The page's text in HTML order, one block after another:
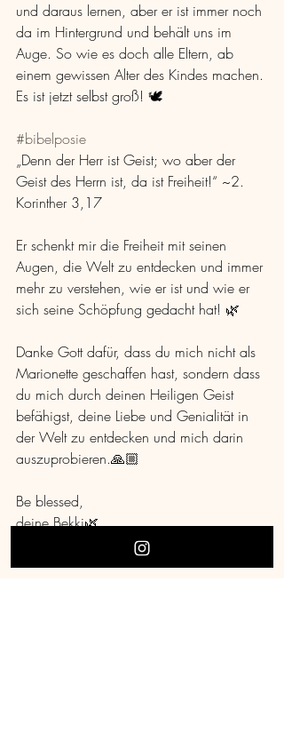
und daraus lernen, aber er ist immer noch
da im Hintergrund und behält uns im
Auge. So wie es doch alle Eltern, ab
einem gewissen Alter des Kindes machen.
Es ist jetzt selbst groß! 🕊
#bibelposie
„Denn der Herr ist Geist; wo aber der
Geist des Herrn ist, da ist Freiheit!“ ~2.
Korinther 3,17
Er schenkt mir die Freiheit mit seinen
Augen, die Welt zu entdecken und immer
mehr zu verstehen, wie er ist und wie er
sich seine Schöpfung gedacht hat! 🌿
Danke Gott dafür, dass du mich nicht als
Marionette geschaffen hast, sondern dass
du mich durch deinen Heiligen Geist
befähigst, deine Liebe und Genialität in
der Welt zu entdecken und mich darin
auszuprobieren.🙏🏼
Be blessed,
deine Bekki🌿